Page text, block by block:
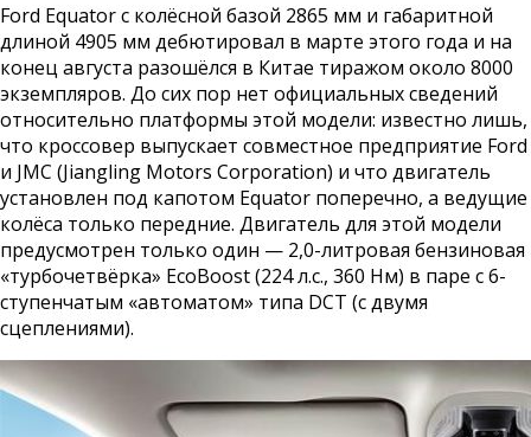
Ford Equator с колёсной базой 2865 мм и габаритной
длиной 4905 мм дебютировал в марте этого года и на
конец августа разошёлся в Китае тиражом около 8000
экземпляров. До сих пор нет официальных сведений
относительно платформы этой модели: известно лишь,
что кроссовер выпускает совместное предприятие Ford
и JMC (Jiangling Motors Corporation) и что двигатель
установлен под капотом Equator поперечно, а ведущие
колёса только передние. Двигатель для этой модели
предусмотрен только один — 2,0-литровая бензиновая
«турбочетвёрка» EcoBoost (224 л.с., 360 Нм) в паре с 6-
ступенчатым «автоматом» типа DCT (с двумя
сцеплениями).